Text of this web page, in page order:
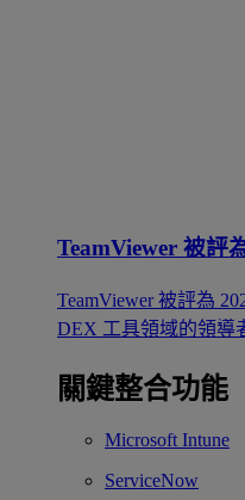
TeamViewer 被評
TeamViewer 被評為
DEX 工具領域的領導
關鍵整合功能
Microsoft Intune
ServiceNow